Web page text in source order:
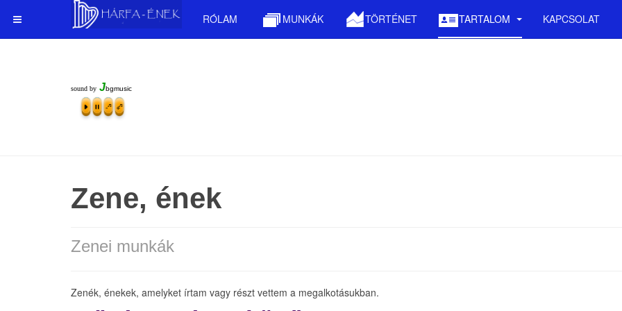
RÓLAM MUNKÁK TÖRTÉNET TARTALOM KAPCSOLAT
sound by Jbgmusic
Zene, ének
Zenei munkák
Zenék, énekek, amelyket írtam vagy részt vettem a megalkotásukban.